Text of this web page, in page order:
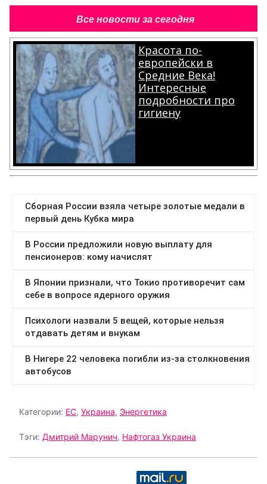
Все новости за сегодня
Красота по-
европейски в
Средние Века!
Интересные
подробности про
гигиену
.
Категории: ЕС, Украина, Энергетика
Тэги: Дмитрий Марунич, Нафтогаз Украина